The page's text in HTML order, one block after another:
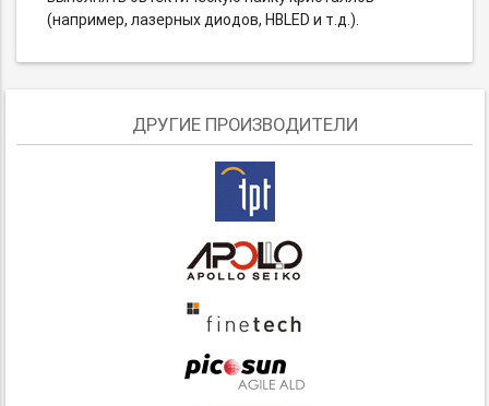
(например, лазерных диодов, HBLED и т.д.).
ДРУГИЕ ПРОИЗВОДИТЕЛИ